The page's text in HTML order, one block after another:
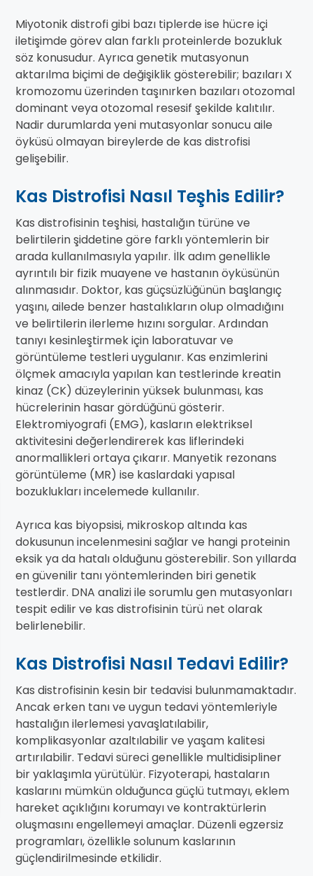
Miyotonik distrofi gibi bazı tiplerde ise hücre içi
iletişimde görev alan farklı proteinlerde bozukluk
söz konusudur. Ayrıca genetik mutasyonun
aktarılma biçimi de değişiklik gösterebilir; bazıları X
kromozomu üzerinden taşınırken bazıları otozomal
dominant veya otozomal resesif şekilde kalıtılır.
Nadir durumlarda yeni mutasyonlar sonucu aile
öyküsü olmayan bireylerde de kas distrofisi
gelişebilir.
Kas Distrofisi Nasıl Teşhis Edilir?
Kas distrofisinin teşhisi, hastalığın türüne ve
belirtilerin şiddetine göre farklı yöntemlerin bir
arada kullanılmasıyla yapılır. İlk adım genellikle
ayrıntılı bir fizik muayene ve hastanın öyküsünün
alınmasıdır. Doktor, kas güçsüzlüğünün başlangıç
yaşını, ailede benzer hastalıkların olup olmadığını
ve belirtilerin ilerleme hızını sorgular. Ardından
tanıyı kesinleştirmek için laboratuvar ve
görüntüleme testleri uygulanır. Kas enzimlerini
ölçmek amacıyla yapılan kan testlerinde kreatin
kinaz (CK) düzeylerinin yüksek bulunması, kas
hücrelerinin hasar gördüğünü gösterir.
Elektromiyografi (EMG), kasların elektriksel
aktivitesini değerlendirerek kas liflerindeki
anormallikleri ortaya çıkarır. Manyetik rezonans
görüntüleme (MR) ise kaslardaki yapısal
bozuklukları incelemede kullanılır.
Ayrıca kas biyopsisi, mikroskop altında kas
dokusunun incelenmesini sağlar ve hangi proteinin
eksik ya da hatalı olduğunu gösterebilir. Son yıllarda
en güvenilir tanı yöntemlerinden biri genetik
testlerdir. DNA analizi ile sorumlu gen mutasyonları
tespit edilir ve kas distrofisinin türü net olarak
belirlenebilir.
Kas Distrofisi Nasıl Tedavi Edilir?
Kas distrofisinin kesin bir tedavisi bulunmamaktadır.
Ancak erken tanı ve uygun tedavi yöntemleriyle
hastalığın ilerlemesi yavaşlatılabilir,
komplikasyonlar azaltılabilir ve yaşam kalitesi
artırılabilir. Tedavi süreci genellikle multidisipliner
bir yaklaşımla yürütülür. Fizyoterapi, hastaların
kaslarını mümkün olduğunca güçlü tutmayı, eklem
hareket açıklığını korumayı ve kontraktürlerin
oluşmasını engellemeyi amaçlar. Düzenli egzersiz
programları, özellikle solunum kaslarının
güçlendirilmesinde etkilidir.